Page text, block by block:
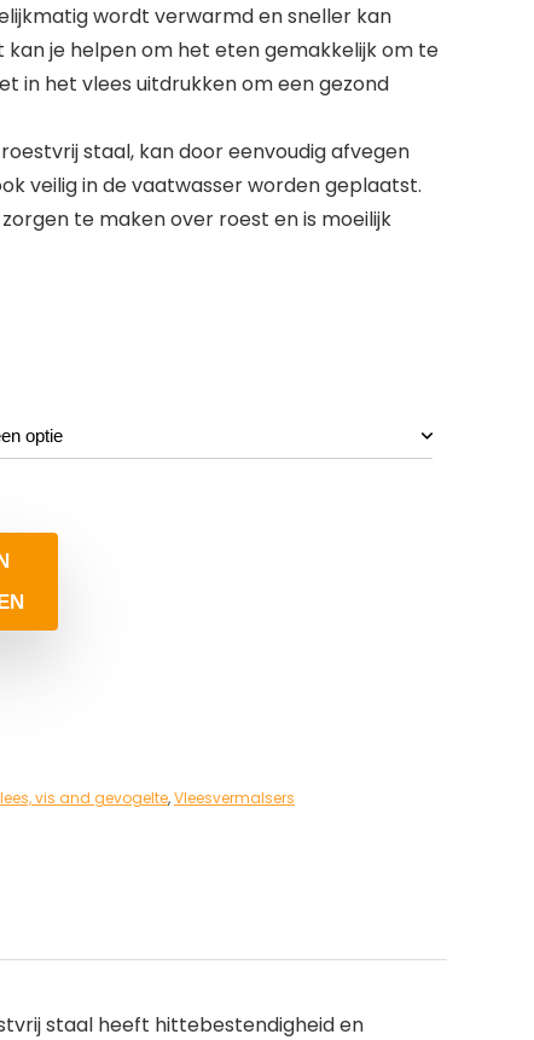
wordt verwarmd en sneller kan
kan je helpen om het eten gemakkelijk om te
in het vlees uitdrukken om een gezond
roestvrij staal, kan door eenvoudig afvegen
veilig in de vaatwasser worden geplaatst.
te maken over roest en is moeilijk
vis and gevogelte,Vleesvermalsers
staal heeft hittebestendigheid en